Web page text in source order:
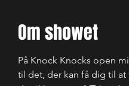
Om showet
På Knock Knocks open
til det, der kan få dig til